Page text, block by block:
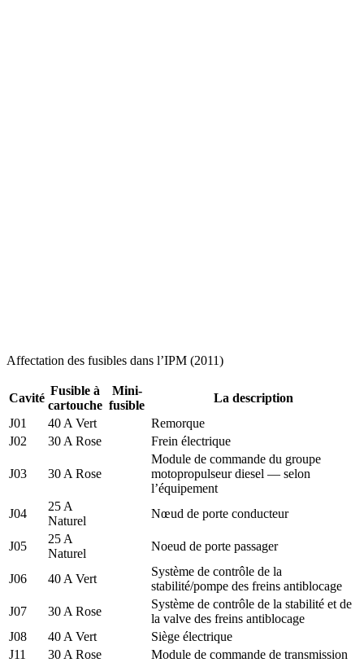
Affectation des fusibles dans l’IPM (2011)
Cavité
Fusible à
cartouche
Mini-
fusible
La description
J01
40 A Vert
Remorque
J02
30 A Rose Frein électrique
J03 30 A Rose
Module de commande du groupe
motopropulseur diesel — selon
l’équipement
J04
25 A
Naturel
Nœud de porte conducteur
J05
25 A
Naturel
Noeud de porte passager
J06 40 A Vert
Système de contrôle de la
stabilité/pompe des freins antiblocage
J07
30 A Rose
Système de contrôle de la stabilité et de
la valve des freins antiblocage
J08
40 A Vert
Siège électrique
J11
30 A Rose
Module de commande de transmission